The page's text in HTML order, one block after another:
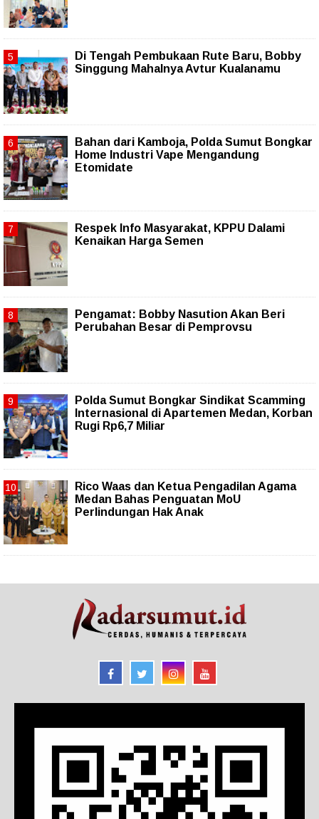
Di Tengah Pembukaan Rute Baru, Bobby
Singgung Mahalnya Avtur Kualanamu
Bahan dari Kamboja, Polda Sumut Bongkar
Home Industri Vape Mengandung
Etomidate
Respek Info Masyarakat, KPPU Dalami
Kenaikan Harga Semen
Pengamat: Bobby Nasution Akan Beri
Perubahan Besar di Pemprovsu
Polda Sumut Bongkar Sindikat Scamming
Internasional di Apartemen Medan, Korban
Rugi Rp6,7 Miliar
Rico Waas dan Ketua Pengadilan Agama
Medan Bahas Penguatan MoU
Perlindungan Hak Anak